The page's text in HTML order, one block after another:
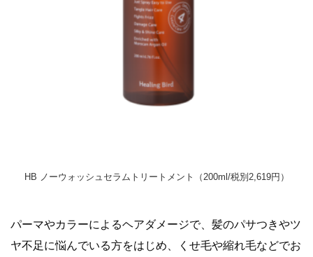
HB ノーウォッシュセラムトリートメント（200ml/税別2,619円）
パーマやカラーによるヘアダメージで、髪のパサつきやツ
ヤ不足に悩んでいる方をはじめ、くせ毛や縮れ毛などでお